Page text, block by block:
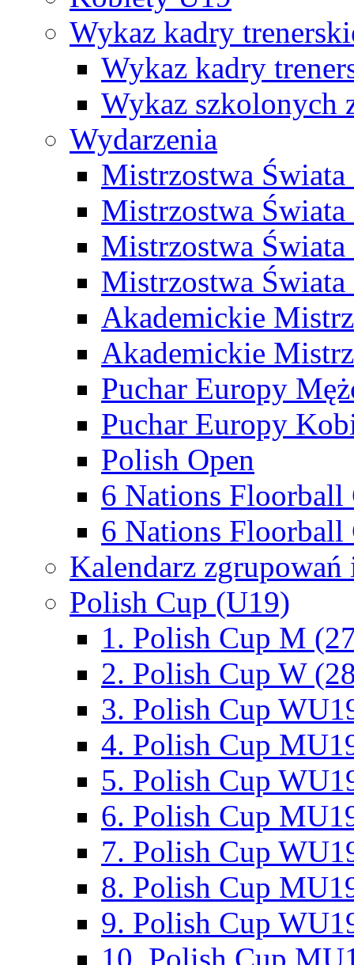
Wykaz kadry
Wykaz kadry
Wykaz szkolonych
Wydarzenia
Mistrzostwa
Mistrzostwa
Mistrzostwa
Mistrzostwa
Akademickie
Akademickie
Puchar Europy
Puchar Europy
Polish Open
6 Nations Floorball
6 Nations Floorball
Kalendarz
Polish Cup (U19)
1. Polish Cup M
2. Polish Cup W
3. Polish Cup
4. Polish Cup
5. Polish Cup
6. Polish Cup
7. Polish Cup
8. Polish Cup
9. Polish Cup
10. Polish Cup